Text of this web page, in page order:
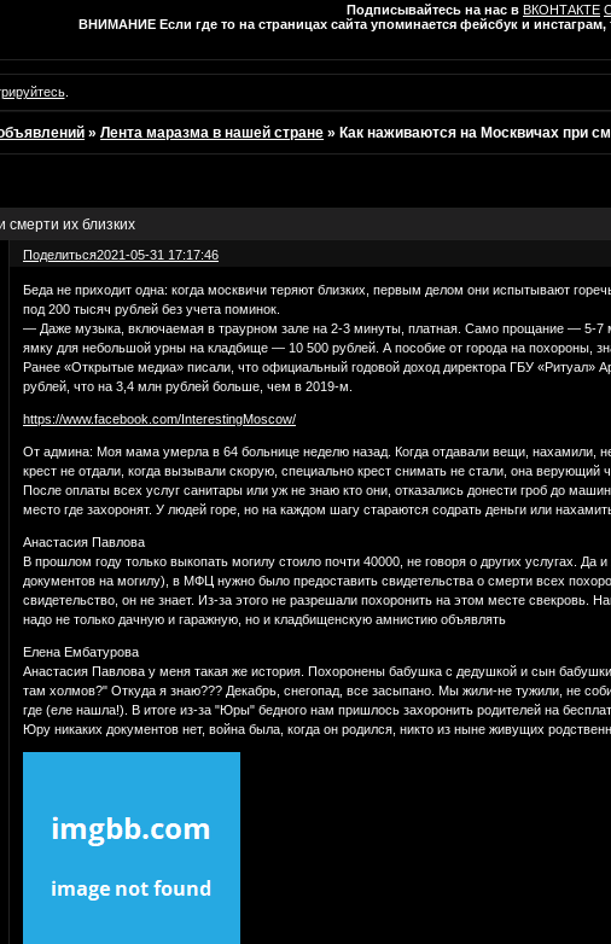
Подписывайтесь на нас в ВКОНТАКТЕ
ВНИМАНИЕ Если где то на страницах сайта упоминается фейсбук и
.
»Лента маразма в нашей стране » Как наживаются на Москвичах при
смерти их близких
Поделиться2021-05-31 17:17:46
Беда не приходит одна: когда москвичи теряют близких, первым делом они испытывают
под 200 тысяч рублей без учета поминок.
— Даже музыка, включаемая в траурном зале на 2-3 минуты, платная. Само прощание — 5-7
ямку для небольшой урны на кладбище — 10 500 рублей. А пособие от города на похороны,
Ранее «Открытые медиа» писали, что официальный годовой доход директора ГБУ
рублей, что на 3,4 млн рублей больше, чем в 2019-м.
https://www.facebook.com/InterestingMoscow/
От админа: Моя мама умерла в 64 больнице неделю назад. Когда отдавали вещи, нахамили,
крест не отдали, когда вызывали скорую, специально крест снимать не стали, она
После оплаты всех услуг санитары или уж не знаю кто они, отказались донести гроб до
место где захоронят. У людей горе, но на каждом шагу стараются содрать деньги или
Анастасия Павлова
В прошлом году только выкопать могилу стоило почти 40000, не говоря о других услугах.
документов на могилу), в МФЦ нужно было предоставить свидетельства о смерти всех
свидетельство, он не знает. Из-за этого не разрешали похоронить на этом месте
надо не только дачную и гаражную, но и кладбищенскую амнистию объявлять
Елена Ембатурова
Анастасия Павлова у меня такая же история. Похоронены бабушка с дедушкой и сын
там холмов?" Откуда я знаю??? Декабрь, снегопад, все засыпано. Мы жили-не тужили, не
где (еле нашла!). В итоге из-за "Юры" бедного нам пришлось захоронить родителей на
Юру никаких документов нет, война была, когда он родился, никто из ныне живущих